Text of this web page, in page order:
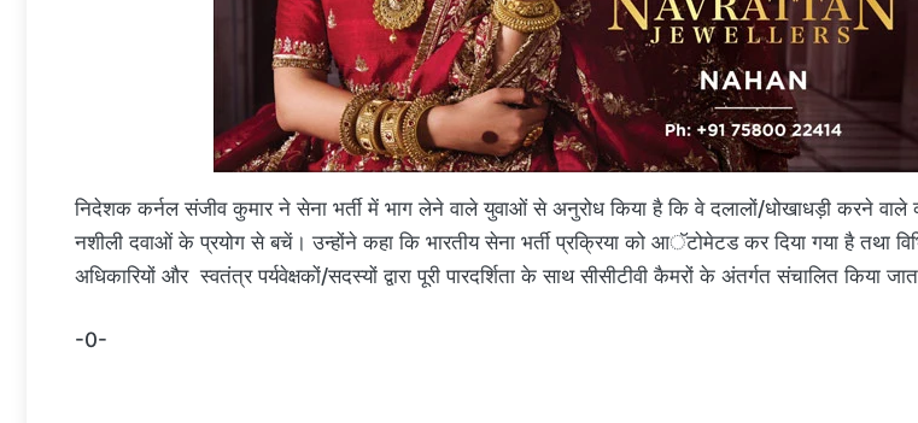
निदेशक कर्नल संजीव कुमार ने सेना भर्ती में भाग लेने वाले युवाओं से अनुरोध किया है कि वे दलालों/धोखाधड़ी करने वाले
नशीली दवाओं के प्रयोग से बचें। उन्होंने कहा कि भारतीय सेना भर्ती प्रक्रिया को आॅटोमेटड कर दिया गया है तथा
अधिकारियों और स्वतंत्र पर्यवेक्षकों/सदस्यों द्वारा पूरी पारदर्शिता के साथ सीसीटीवी कैमरों के अंतर्गत संचालित किया
-0-